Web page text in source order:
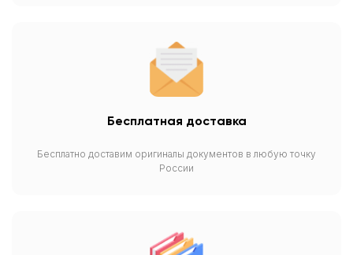
Бесплатная доставка
Бесплатно доставим оригиналы документов в любую точку
России